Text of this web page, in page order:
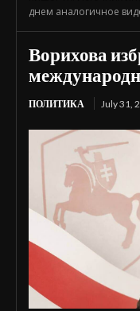
днем аналогичное
Ворихова
ПОЛИТИКА July 31,